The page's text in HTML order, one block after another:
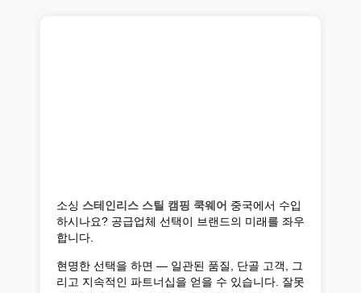
소싱 스테인리스 스틸 캠핑 쿡웨어 중국에서 수입
하시나요? 공급업체 선택이 브랜드의 미래를 좌우
합니다.
현명한 선택을 하면 — 일관된 품질, 단골 고객, 그
리고 지속적인 파트너십을 얻을 수 있습니다. 잘못